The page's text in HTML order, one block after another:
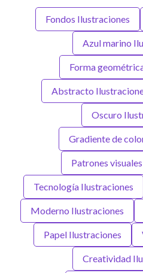
Fondos Ilustraciones
Azul marino
Forma
Abstracto
Oscuro
Gradiente de
Patrones
Tecnología Ilustraciones
Moderno Ilustraciones
Papel Ilustraciones
Creatividad